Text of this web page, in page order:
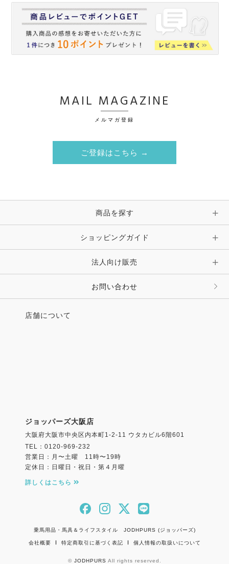
MAIL MAGAZINE
メルマガ登録
ご登録はこちら →
商品を探す
ショッピングガイド
法人向け販売
お問い合わせ
店舗について
ジョッパーズ大阪店
大阪府大阪市中央区内本町1-2-11 ウタカビル6階601
TEL：0120-969-232
営業日：月〜土曜 11時〜19時
定休日：日曜日・祝日・第４月曜
詳しくはこちら
乗馬用品・馬具＆ライフスタイル JODHPURS (ジョッパーズ)
会社概要 特定商取引に基づく表記 個人情報の取扱いについて
© JODHPURS All rights reserved.